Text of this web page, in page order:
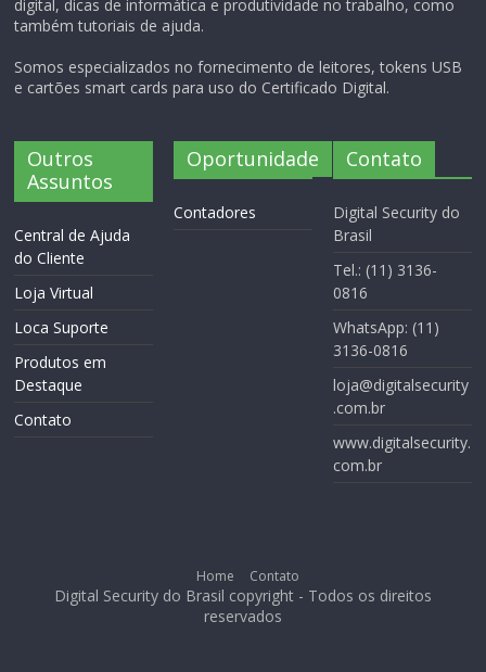
digital, dicas de informática e produtividade no trabalho, como
também tutoriais de ajuda.
Somos especializados no fornecimento de leitores, tokens USB
e cartões smart cards para uso do Certificado Digital.
Outros
Assuntos
Central de Ajuda
do Cliente
Loja Virtual
Loca Suporte
Produtos em
Destaque
Contato
Oportunidade
Contadores
Contato
Digital Security do
Brasil
Tel.: (11) 3136-
0816
WhatsApp: (11)
3136-0816
loja@digitalsecurity
.com.br
www.digitalsecurity.
com.br
Home Contato
Digital Security do Brasil copyright - Todos os direitos
reservados